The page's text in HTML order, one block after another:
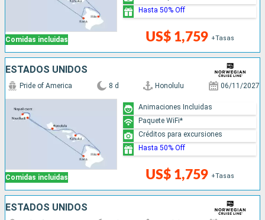
Comidas incluidas US$ 1,759 +Tasas
Hasta 50% Off
ESTADOS UNIDOS
Comidas incluidas
Pride of America 8 d Honolulu 06/11/2027
US$ 1,759 +Tasas
Animaciones Incluidas
Paquete WiFi*
Créditos para excursiones
Hasta 50% Off
ESTADOS UNIDOS